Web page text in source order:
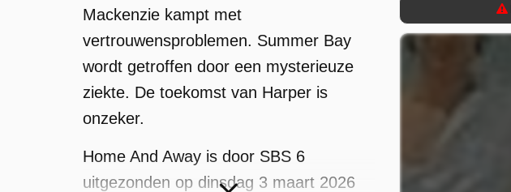
Mackenzie kampt met
vertrouwensproblemen. Summer Bay
wordt getroffen door een mysterieuze
ziekte. De toekomst van Harper is
onzeker.
Home And Away is door SBS 6
uitgezonden op dinsdag 3 maart 2026